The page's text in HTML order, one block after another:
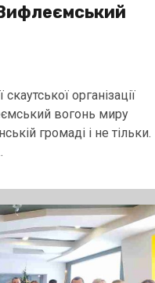
організації
вогонь миру
громаді і не тільки.